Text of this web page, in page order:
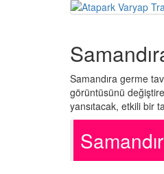
Samandıra germe
görüntüsünü
yansıtacak, etkili bir